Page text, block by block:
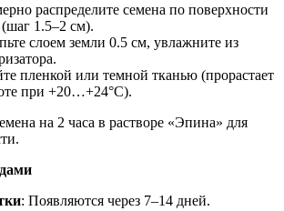
распределите семена по поверхности
(шаг 1.5–2 см).
слоем земли 0.5 см, увлажните из
пленкой или темной тканью (прорастает
при +20…+24°C).
на 2 часа в растворе «Эпина» для
: Появляются через 7–14 дней.